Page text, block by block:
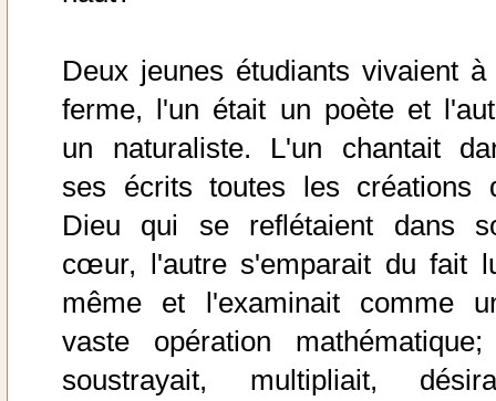
Deux jeunes étudiants vivaient à
ferme, l'un était un poète et
un naturaliste. L'un chantait
ses écrits toutes les créations
Dieu qui se reflétaient dans
cœur, l'autre s'emparait du fait
même et l'examinait comme
vaste opération
soustrayait, multipliait,